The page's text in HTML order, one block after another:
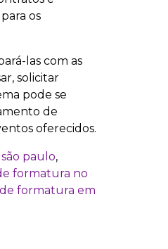
os
las com as
solicitar
pode se
de
oferecidos.
paulo,
formatura no
formatura em